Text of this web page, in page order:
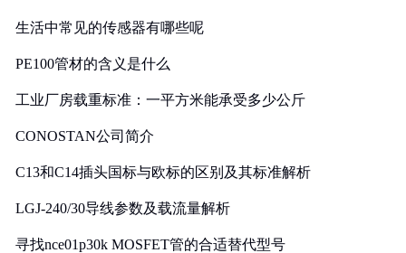
生活中常见的传感器有哪些呢
PE100管材的含义是什么
工业厂房载重标准：一平方米能承受多少公斤
CONOSTAN公司简介
C13和C14插头国标与欧标的区别及其标准解析
LGJ-240/30导线参数及载流量解析
寻找nce01p30k MOSFET管的合适替代型号